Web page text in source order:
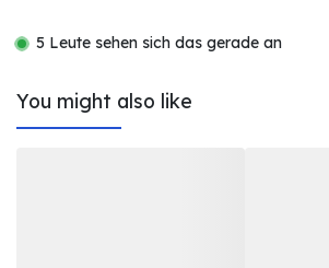
5 Leute sehen sich das gerade an
You might also like